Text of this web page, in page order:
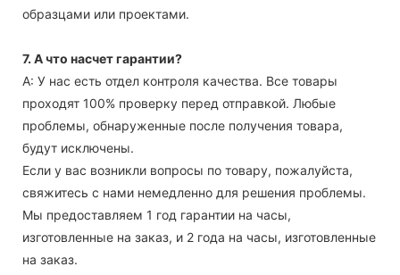
образцами или проектами.
7. А что насчет гарантии?
А: У нас есть отдел контроля качества. Все товары
проходят 100% проверку перед отправкой. Любые
проблемы, обнаруженные после получения товара,
будут исключены.
Если у вас возникли вопросы по товару, пожалуйста,
свяжитесь с нами немедленно для решения проблемы.
Мы предоставляем 1 год гарантии на часы,
изготовленные на заказ, и 2 года на часы, изготовленные
на заказ.